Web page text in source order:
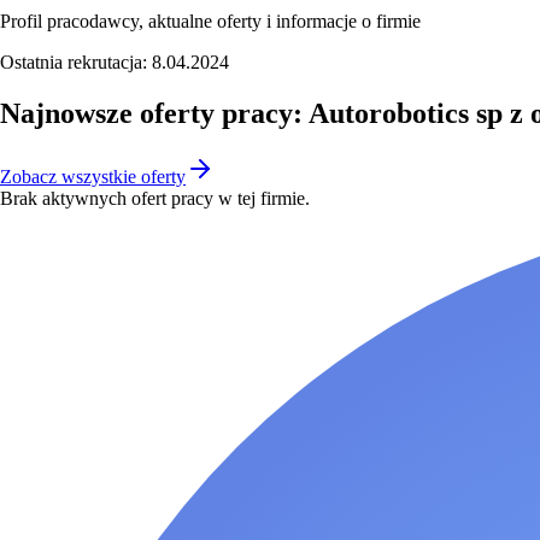
Profil pracodawcy, aktualne oferty i informacje o firmie
Ostatnia rekrutacja: 8.04.2024
Najnowsze oferty pracy: Autorobotics sp z
Zobacz wszystkie oferty
Brak aktywnych ofert pracy w tej firmie.